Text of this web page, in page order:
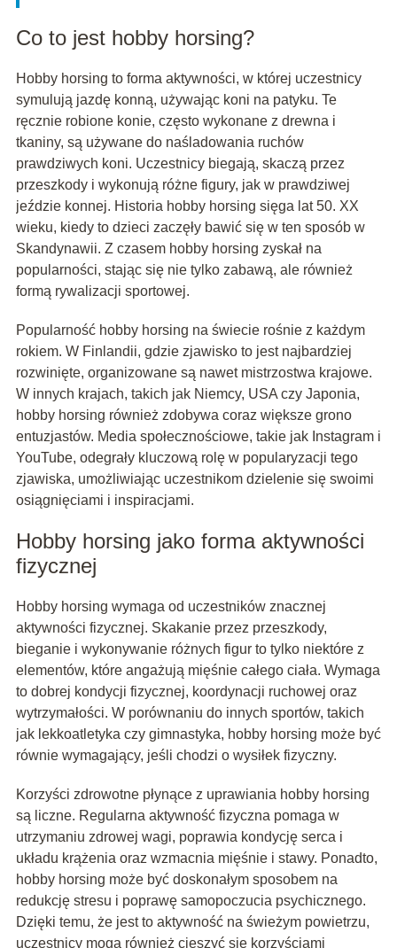
Co to jest hobby horsing?
Hobby horsing to forma aktywności, w której uczestnicy
symulują jazdę konną, używając koni na patyku. Te
ręcznie robione konie, często wykonane z drewna i
tkaniny, są używane do naśladowania ruchów
prawdziwych koni. Uczestnicy biegają, skaczą przez
przeszkody i wykonują różne figury, jak w prawdziwej
jeździe konnej. Historia hobby horsing sięga lat 50. XX
wieku, kiedy to dzieci zaczęły bawić się w ten sposób w
Skandynawii. Z czasem hobby horsing zyskał na
popularności, stając się nie tylko zabawą, ale również
formą rywalizacji sportowej.
Popularność hobby horsing na świecie rośnie z każdym
rokiem. W Finlandii, gdzie zjawisko to jest najbardziej
rozwinięte, organizowane są nawet mistrzostwa krajowe.
W innych krajach, takich jak Niemcy, USA czy Japonia,
hobby horsing również zdobywa coraz większe grono
entuzjastów. Media społecznościowe, takie jak Instagram i
YouTube, odegrały kluczową rolę w popularyzacji tego
zjawiska, umożliwiając uczestnikom dzielenie się swoimi
osiągnięciami i inspiracjami.
Hobby horsing jako forma aktywności
fizycznej
Hobby horsing wymaga od uczestników znacznej
aktywności fizycznej. Skakanie przez przeszkody,
bieganie i wykonywanie różnych figur to tylko niektóre z
elementów, które angażują mięśnie całego ciała. Wymaga
to dobrej kondycji fizycznej, koordynacji ruchowej oraz
wytrzymałości. W porównaniu do innych sportów, takich
jak lekkoatletyka czy gimnastyka, hobby horsing może być
równie wymagający, jeśli chodzi o wysiłek fizyczny.
Korzyści zdrowotne płynące z uprawiania hobby horsing
są liczne. Regularna aktywność fizyczna pomaga w
utrzymaniu zdrowej wagi, poprawia kondycję serca i
układu krążenia oraz wzmacnia mięśnie i stawy. Ponadto,
hobby horsing może być doskonałym sposobem na
redukcję stresu i poprawę samopoczucia psychicznego.
Dzięki temu, że jest to aktywność na świeżym powietrzu,
uczestnicy mogą również cieszyć się korzyściami